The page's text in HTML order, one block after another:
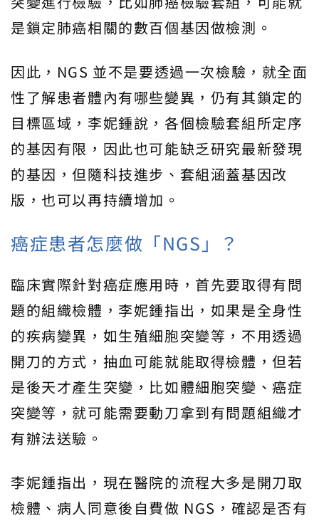
是鎖定肺癌相關的數百個基因做檢測。
因此，NGS 並不是要透過一次檢驗，就全面
性了解患者體內有哪些變異，仍有其鎖定的
目標區域，李妮鍾說，各個檢驗套組所定序
的基因有限，因此也可能缺乏研究最新發現
的基因，但隨科技進步、套組涵蓋基因改
版，也可以再持續增加。
癌症患者怎麼做「NGS」？
臨床實際針對癌症應用時，首先要取得有問
題的組織檢體，李妮鍾指出，如果是全身性
的疾病變異，如生殖細胞突變等，不用透過
開刀的方式，抽血可能就能取得檢體，但若
是後天才產生突變，比如體細胞突變、癌症
突變等，就可能需要動刀拿到有問題組織才
有辦法送驗。
李妮鍾指出，現在醫院的流程大多是開刀取
檢體、病人同意後自費做 NGS，確認是否有